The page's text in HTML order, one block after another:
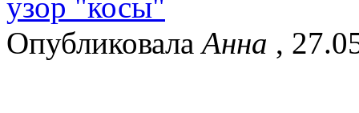
узор "косы"
ОпубликовалаАнна ,